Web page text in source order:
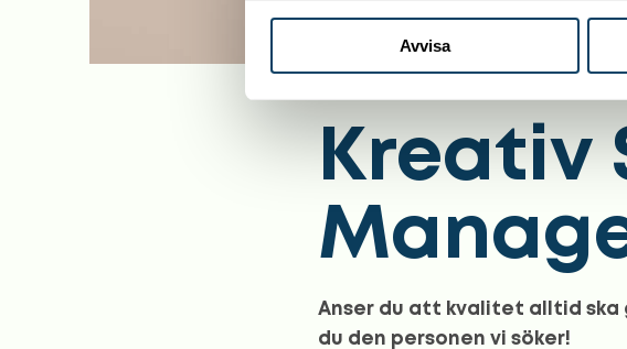
Avvisa
Kreativ
Anser du att kvalitet alltid ska
du den personen vi söker!